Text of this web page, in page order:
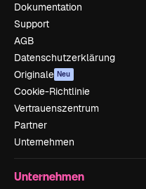
Dokumentation
Support
AGB
Datenschutzerklärung
Originale Neu
Cookie-Richtlinie
Vertrauenszentrum
Partner
Unternehmen
Unternehmen